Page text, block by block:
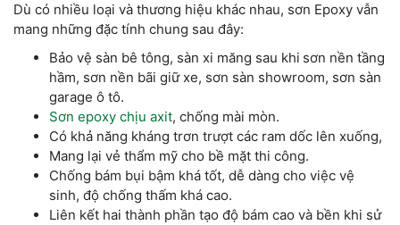
Dù có nhiều loại và thương hiệu khác nhau, sơn Epoxy vẫn
mang những đặc tính chung sau đây:
Bảo vệ sàn bê tông, sàn xi măng sau khi sơn nền tầng
hầm, sơn nền bãi giữ xe, sơn sàn showroom, sơn sàn
garage ô tô.
Sơn epoxy chịu axit, chống mài mòn.
Có khả năng kháng trơn trượt các ram dốc lên xuống,
Mang lại vẻ thẩm mỹ cho bề mặt thi công.
Chống bám bụi bậm khá tốt, dễ dàng cho việc vệ
sinh, độ chống thấm khá cao.
Liên kết hai thành phần tạo độ bám cao và bền khi sử